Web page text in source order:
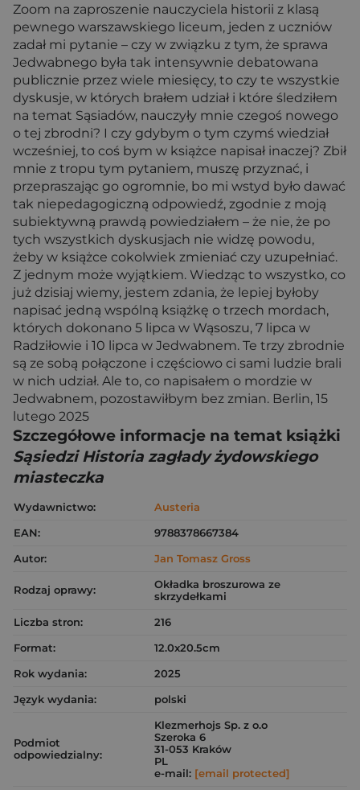
Zoom na zaproszenie nauczyciela historii z klasą
pewnego warszawskiego liceum, jeden z uczniów
zadał mi pytanie – czy w związku z tym, że sprawa
Jedwabnego była tak intensywnie debatowana
publicznie przez wiele miesięcy, to czy te wszystkie
dyskusje, w których brałem udział i które śledziłem
na temat Sąsiadów, nauczyły mnie czegoś nowego
o tej zbrodni? I czy gdybym o tym czymś wiedział
wcześniej, to coś bym w książce napisał inaczej? Zbił
mnie z tropu tym pytaniem, muszę przyznać, i
przepraszając go ogromnie, bo mi wstyd było dawać
tak niepedagogiczną odpowiedź, zgodnie z moją
subiektywną prawdą powiedziałem – że nie, że po
tych wszystkich dyskusjach nie widzę powodu,
żeby w książce cokolwiek zmieniać czy uzupełniać.
Z jednym może wyjątkiem. Wiedząc to wszystko, co
już dzisiaj wiemy, jestem zdania, że lepiej byłoby
napisać jedną wspólną książkę o trzech mordach,
których dokonano 5 lipca w Wąsoszu, 7 lipca w
Radziłowie i 10 lipca w Jedwabnem. Te trzy zbrodnie
są ze sobą połączone i częściowo ci sami ludzie brali
w nich udział. Ale to, co napisałem o mordzie w
Jedwabnem, pozostawiłbym bez zmian. Berlin, 15
lutego 2025
Szczegółowe informacje na temat książki
Sąsiedzi Historia zagłady żydowskiego
miasteczka
Wydawnictwo:
Austeria
EAN:
9788378667384
Autor:
Jan Tomasz Gross
Rodzaj oprawy:
Okładka broszurowa ze
skrzydełkami
Liczba stron:
216
Format:
12.0x20.5cm
Rok wydania:
2025
Język wydania:
polski
Podmiot
odpowiedzialny:
Klezmerhojs Sp. z o.o
Szeroka 6
31-053 Kraków
PL
e-mail: [email protected]